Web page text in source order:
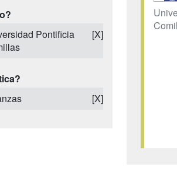
Pontificia
[X]
[X]